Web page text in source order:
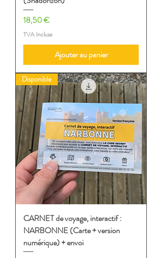
Prix
18,50 €
TVA Incluse
Ajouter au panier
Disponible
CARNET de voyage, interactif :
NARBONNE (Carte + version
numérique) + envoi